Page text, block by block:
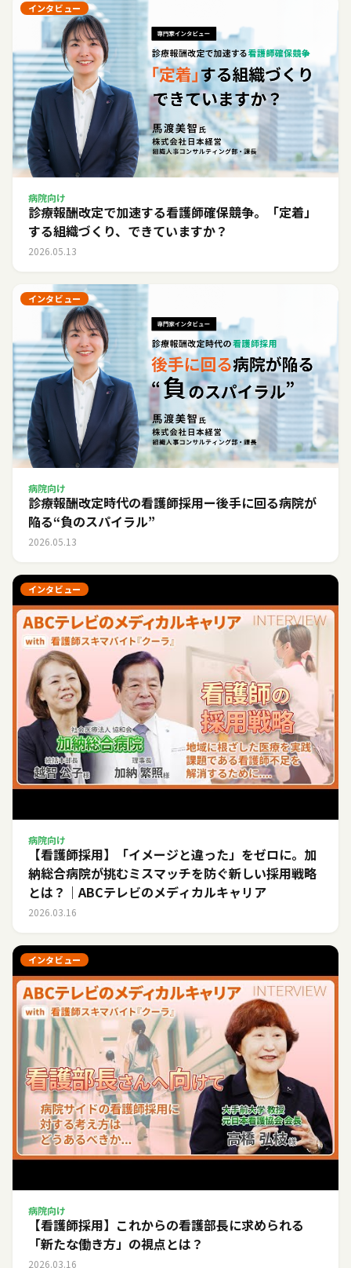
インタビュー
病院向け
診療報酬改定で加速する看護師確保競争。「定着」
する組織づくり、できていますか？
2026.05.13
インタビュー
病院向け
診療報酬改定時代の看護師採用ー後手に回る病院が
陥る“負のスパイラル”
2026.05.13
インタビュー
病院向け
【看護師採用】「イメージと違った」をゼロに。加
納総合病院が挑むミスマッチを防ぐ新しい採用戦略
とは？｜ABCテレビのメディカルキャリア
2026.03.16
インタビュー
病院向け
【看護師採用】これからの看護部長に求められる
「新たな働き方」の視点とは？
2026.03.16